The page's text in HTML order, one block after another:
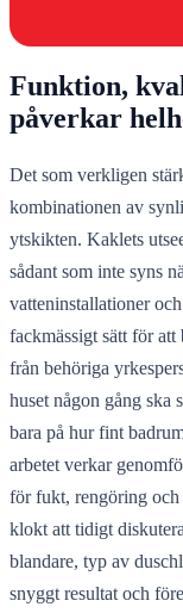
Funktion,
påverkar
Det som verkligen
kombinationen av
ytskikten. Kaklets
sådant som inte syns
vatteninstallationer
fackmässigt sätt för
från behöriga
huset någon gång ska
bara på hur fint
arbetet verkar
för fukt, rengöring
klokt att tidigt
blandare, typ av
snyggt resultat och